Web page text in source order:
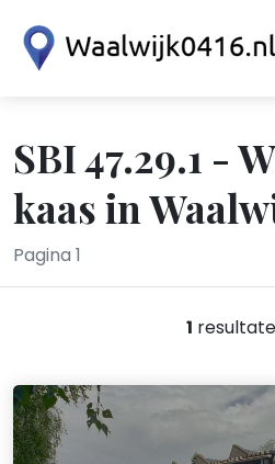
SBI 47.29.1 -
kaas in
Pagina 1
1